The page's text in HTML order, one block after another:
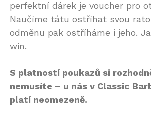
perfektní dárek je voucher pro
Naučíme tátu ostříhat svou
odměnu pak ostříháme i jeho.
win.
S platností poukazů si
nemusíte – u nás v Classic
platí neomezeně.